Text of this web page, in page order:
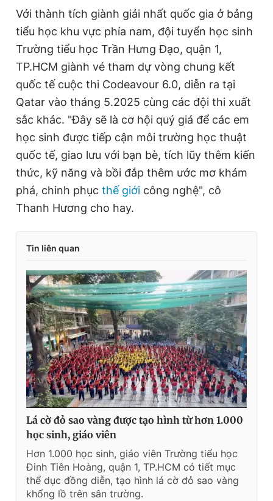
Với thành tích giành giải nhất quốc gia ở bảng
tiểu học khu vực phía nam, đội tuyển học sinh
Trường tiểu học Trần Hưng Đạo, quận 1,
TP.HCM giành vé tham dự vòng chung kết
quốc tế cuộc thi Codeavour 6.0, diễn ra tại
Qatar vào tháng 5.2025 cùng các đội thi xuất
sắc khác. "Đây sẽ là cơ hội quý giá để các em
học sinh được tiếp cận môi trường học thuật
quốc tế, giao lưu với bạn bè, tích lũy thêm kiến
thức, kỹ năng và bồi đắp thêm ước mơ khám
phá, chinh phục thế giới công nghệ", cô
Thanh Hương cho hay.
Tin liên quan
Lá cờ đỏ sao vàng được tạo hình từ hơn 1.000
học sinh, giáo viên
Hơn 1.000 học sinh, giáo viên Trường tiểu học
Đinh Tiên Hoàng, quận 1, TP.HCM có tiết mục
thể dục đồng diễn, tạo hình lá cờ đỏ sao vàng
khổng lồ trên sân trường.